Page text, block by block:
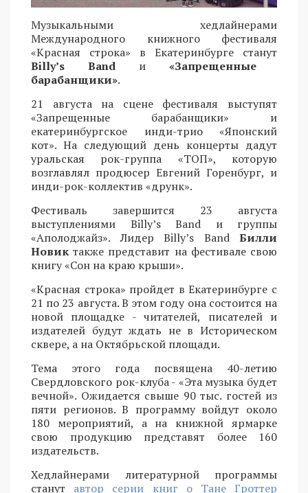
Музыкальными хедлайнерами
Международного книжного фестиваля
«Красная строка» в Екатеринбурге станут
Billy’s Band и «Запрещенные
барабанщики».
21 августа на сцене фестиваля выступят
«Запрещенные барабанщики» и
екатеринбургское инди-трио «Японский
кот». На следующий день концерты дадут
уральская рок-группа «ТОП», которую
возглавлял продюсер Евгений Горенбург, и
инди-рок-коллектив «друнк».
Фестиваль завершится 23 августа
выступлениями Billy’s Band и группы
«Аполоджайз». Лидер Billy’s Band Билли
Новик также представит на фестивале свою
книгу «Сон на краю крыши».
«Красная строка» пройдет в Екатеринбурге с
21 по 23 августа. В этом году она состоится на
новой площадке - читателей, писателей и
издателей будут ждать не в Историческом
сквере, а на Октябрьской площади.
Тема этого года посвящена 40-летию
Свердловского рок-клуба - «Эта музыка будет
вечной». Ожидается свыше 90 тыс. гостей из
пяти регионов. В программу войдут около
180 мероприятий, а на книжной ярмарке
свою продукцию представят более 160
издательств.
Хедлайнерами литературной программы
станут автор серии книг о Тане Гроттер